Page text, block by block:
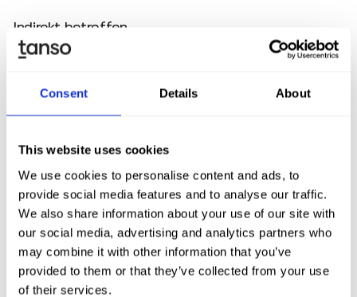
Consent Details About
This website uses cookies
We use cookies to personalise content and ads, to
provide social media features and to analyse our traffic.
We also share information about your use of our site with
our social media, advertising and analytics partners who
may combine it with other information that you’ve
provided to them or that they’ve collected from your use
of their services.
Indirekt betroffen
Die CSRD setzt einen "schneeballartigen Effekt" in
der betroffenen Unternehmen beachtet werden muss.
Beispielsweise können Original Equipment
Informationen über ihre Emissionen in der Lieferkette
Unternehmen, die bisher nicht zur Berichterstattung
verpflichtet waren, Nachhaltigkeitsindikatoren wie den
Product Carbon Footprint (PCF)oder Angaben zum
Energiemix für Ihre Business-Kunden bereitstellen
müssen. Diese vernetzte Berichterstattungsstruktur
führt dazu, dass Meldepflichten entlang der
Lieferkette kaskadierend wirken und letztendlich zu